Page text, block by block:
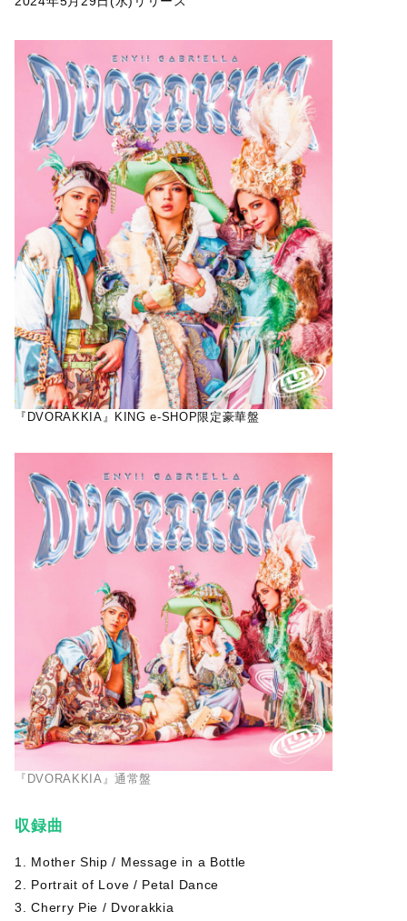
『DVORAKKIA』KING e-SHOP限定豪華盤
『DVORAKKIA』通常盤
収録曲
1. Mother Ship / Message in a Bottle
2. Portrait of Love / Petal Dance
3. Cherry Pie / Dvorakkia